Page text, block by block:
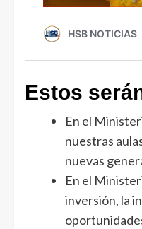
Estos
En el
nuestras
nuevas
En el
inversión, la